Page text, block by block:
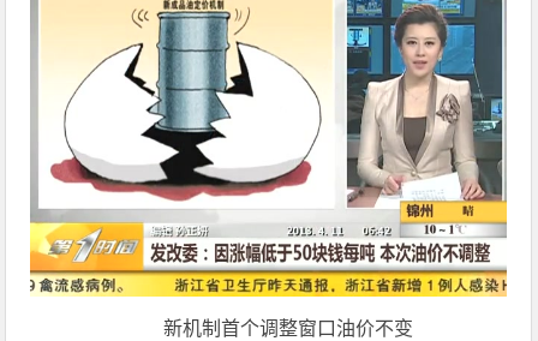
新机制首个调整窗口油价不变